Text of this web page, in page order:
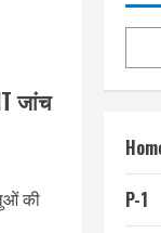
जांच
की
P-1